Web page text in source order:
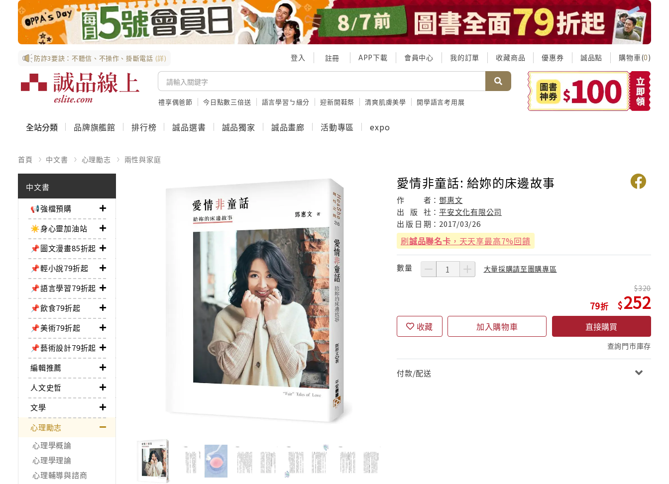
防詐3要訣：不聽信、不操作、掛斷電話 (詳) 登入 註冊 APP下載 會員中心 我的訂單 收藏商品 優惠券 誠品點 購物車(0)
禮享偶爸節 今日點數三倍送 語言學習ㄅ級分 迎新開鞋祭 清爽肌膚美學 開學語言考用展
全站分類 品牌旗艦館 排行榜 誠品選書 誠品獨家 誠品畫廊 活動專區 expo
首頁 中文書 心理勵志 兩性與家庭
中文書
📢強檔預購
☀️身心靈加油站
📌圖文漫畫85折起
📌輕小說79折起
📌語言學習79折起
📌飲食79折起
📌美術79折起
📌藝術設計79折起
編輯推薦
人文史哲
文學
心理勵志
心理學概論
心理學理論
心理輔導與諮商
愛情非童話: 給妳的床邊故事
作 者： 鄧惠文
出
版 社：平安文化有限公司
出 版 日 期： 2017/03/26
刷誠品聯名卡 ，天天享最高7%回饋
數量 大量採購請至團購專區
79
320
252
收藏 加入購物車 直接購買
查詢門市庫存
付款/配送